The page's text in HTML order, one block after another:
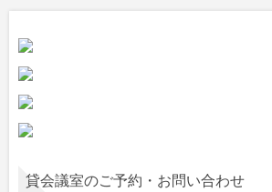
貸会議室のご予約・お問い合わせ